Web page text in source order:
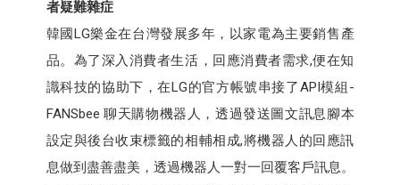
者疑難雜症
韓國LG樂金在台灣發展多年，以家電為主要銷售產
品。為了深入消費者生活，回應消費者需求,便在知
識科技的協助下，在LG的官方帳號串接了API模組-
FANSbee 聊天購物機器人，透過發送圖文訊息腳本
設定與後台收束標籤的相輔相成,將機器人的回應訊
息做到盡善盡美，透過機器人一對一回覆客戶訊息。